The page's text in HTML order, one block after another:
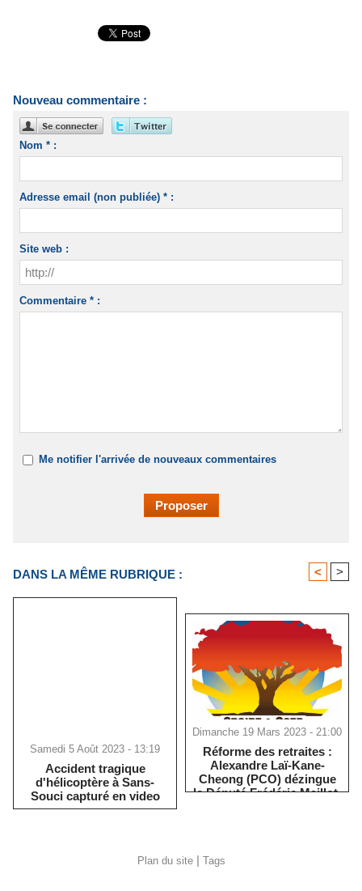
Nouveau commentaire :
Nom * :
Adresse email (non publiée) * :
Site web :
Commentaire * :
Me notifier l'arrivée de nouveaux commentaires
DANS LA MÊME RUBRIQUE : < >
Samedi 5 Août 2023 - 13:19
Accident tragique
d'hélicoptère à Sans-
Souci capturé en video
Dimanche 19 Mars 2023 - 21:00
Réforme des retraites :
Alexandre Laï-Kane-
Cheong (PCO) dézingue
le Député Frédéric Maillot.
Plan du site | Tags